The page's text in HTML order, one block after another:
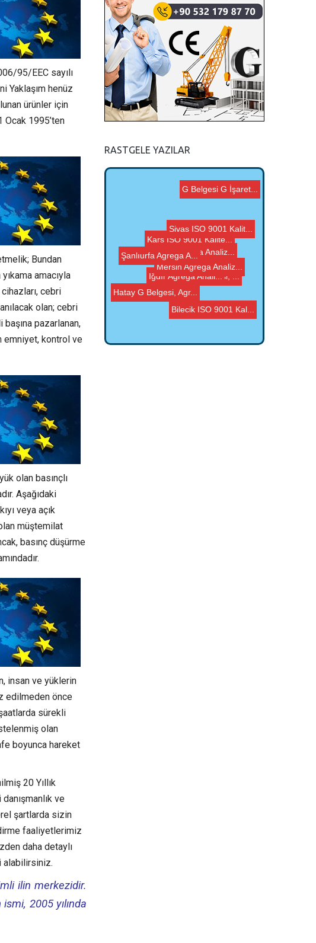
95/EEC sayılı
Yaklaşım henüz
ürünler için
1995’ten
Bundan
amacıyla
cebri
olan; cebri
pazarlanan,
emniyet, kontrol ve
olan basınçlı
Aşağıdaki
veya açık
müştemilat
basınç düşürme
insan ve yüklerin
edilmeden önce
sürekli
olan
boyunca hareket
20 Yıllık
ve
şartlarda sizin
faaliyetlerimiz
daha detaylı
alabilirsiniz.
ilin merkezidir.
2005 yılında
RASTGELE YAZILAR
Karabük G Belgesi, ...
Bitlis Agrega Analiz...
Kars ISO 9001 Kalite...
Iğdır Agrega Anali...
Sivas ISO 9001 Kalit...
Hatay G Belgesi, Agr...
Mersin Agrega Analiz...
G Belgesi G İşaret...
Şanlıurfa Agrega A...
Bilecik ISO 9001 Kal...